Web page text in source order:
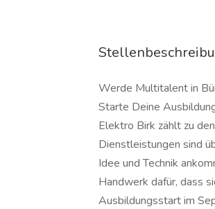
Werde Multitalent in
Starte Deine
Elektro Birk zählt zu
Dienstleistungen sind
Idee und Technik
Handwerk dafür, dass
Ausbildungsstart im